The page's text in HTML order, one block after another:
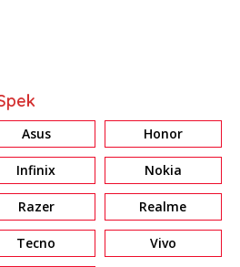
Asus Honor
Infinix Nokia
Razer Realme
Tecno Vivo